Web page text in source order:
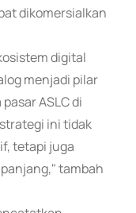
dikomersialkan
digital
menjadi pilar
ASLC di
ini tidak
tetapi juga
tambah